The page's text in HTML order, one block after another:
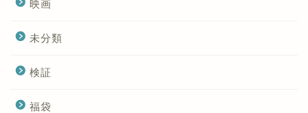
映画
未分類
検証
福袋